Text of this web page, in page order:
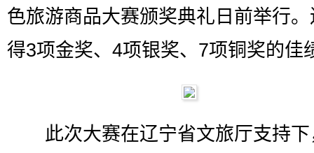
色旅游商品大赛颁奖典礼日前举行
得3项金奖、4项银奖、7项铜奖的佳
此次大赛在辽宁省文旅厅支持下